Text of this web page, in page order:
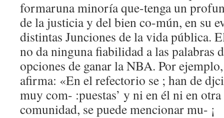
formaruna minoría que-tenga un
de la justicia y del bien co-mún, en su
distintas Junciones de la vida pública.
no da ninguna fiabilidad a las palabras
opciones de ganar la NBA. Por
afirma: «En el refectorio se ; han de
muy com- :puestas’ y ni en él ni en otra
comunidad, se puede mencionar mu- ¡